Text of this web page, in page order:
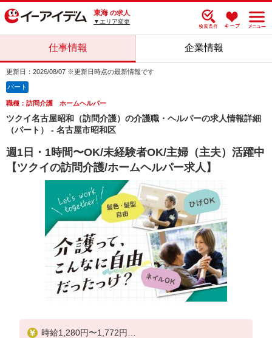
東海 の求人
▼エリア変更
仕事情報 企業情報
更新日：2026/08/07 ※更新日時点の最新情報です
パート
職種：訪問介護 ホームヘルパー
ツクイ名古屋昭和（訪問介護）の介護職・ヘルパーの求人情報詳細
（パート） - 名古屋市昭和区
週1日・1時間〜OK/未経験者OK/主婦（主夫）活躍中
【ツクイの訪問介護/ホームヘルパー求人】
時給1,280円〜1,772円